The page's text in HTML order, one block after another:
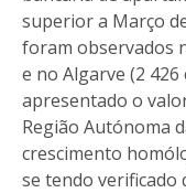
superior a Março
foram observados
e no Algarve (2
apresentado o
Região Autónoma
crescimento
se tendo verificado